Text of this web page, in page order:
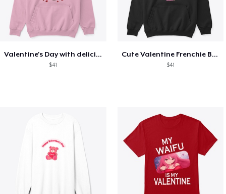
Valentine's Day with delicious food
$41
Cute Valentine Frenchie Bulldog
$41